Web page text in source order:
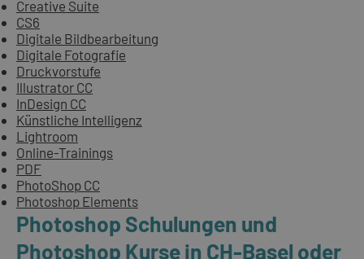
Creative Suite
CS6
Digitale Bildbearbeitung
Digitale Fotografie
Druckvorstufe
Illustrator CC
InDesign CC
Künstliche Intelligenz
Lightroom
Online-Trainings
PDF
PhotoShop CC
Photoshop Elements
Photoshop Schulungen und
Photoshop Kurse in CH-Basel oder